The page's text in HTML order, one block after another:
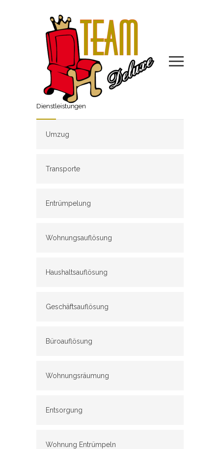
Dienstleistungen
Umzug
Transporte
Entrümpelung
Wohnungsauflösung
Haushaltsauflösung
Geschäftsauflösung
Büroauflösung
Wohnungsräumung
Entsorgung
Wohnung Entrümpeln